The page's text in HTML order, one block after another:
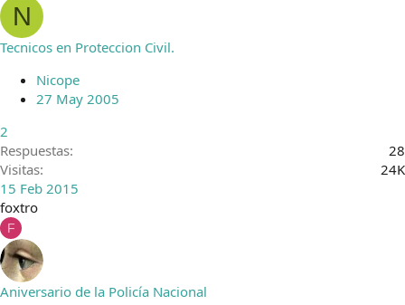
N
Tecnicos en Proteccion Civil.
Nicope
27 May 2005
2
Respuestas
28
Visitas
24K
15 Feb 2015
foxtro
F
Aniversario de la Policía Nacional